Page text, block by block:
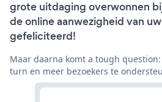
grote uitdaging overwonnen
de online aanwezigheid van
gefeliciteerd!
Maar daarna komt a tough
turn en meer bezoekers te